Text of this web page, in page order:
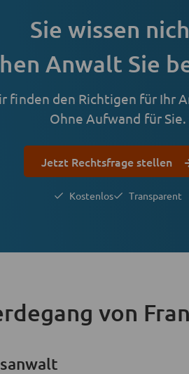
Sie wissen
Anwalt Sie
finden den Richtigen für Ihr
Ohne Aufwand für Sie.
Jetzt Rechtsfrage stellen
Kostenlos Transparent
von